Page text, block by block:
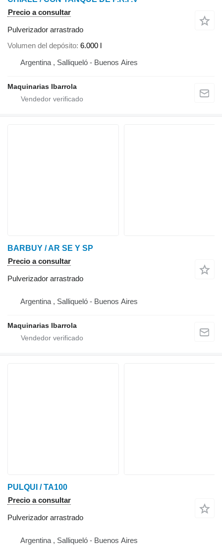
Precio a consultar
Pulverizador arrastrado
Volumen del depósito 6.000 l
Argentina , Salliqueló - Buenos Aires
Maquinarias Ibarrola
BARBUY / AR SE Y SP
Precio a consultar
Pulverizador arrastrado
Argentina , Salliqueló - Buenos Aires
Maquinarias Ibarrola
PULQUI / TA100
Precio a consultar
Pulverizador arrastrado
Argentina , Salliqueló - Buenos Aires